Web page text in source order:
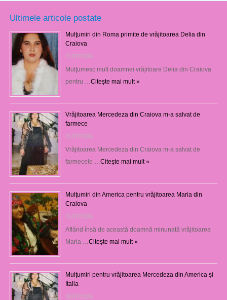
Ultimele articole postate
Mulţumiri din Roma primite de vrăjitoarea Delia din
Craiova
31/07/2026
Mulţumesc mult doamnei vrăjitoare Delia din Craiova
pentru … Citeşte mai mult »
Vrăjitoarea Mercedeza din Craiova m-a salvat de
farmece
31/07/2026
Vrăjitoarea Mercedeza din Craiova m-a salvat de
farmecele … Citeşte mai mult »
Mulţumiri din America pentru vrăjitoarea Maria din
Craiova
31/07/2026
Aflând însă de această doamnă minunată vrăjitoarea
Maria … Citeşte mai mult »
Mulțumiri pentru vrăjitoarea Mercedeza din America și
Italia
30/07/2026